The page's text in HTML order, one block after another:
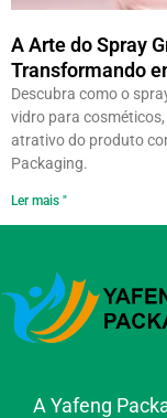
A Arte do Spray
Transformando
Descubra como o
vidro para
atrativo do produto
Packaging.
Ler mais "
A Yafeng